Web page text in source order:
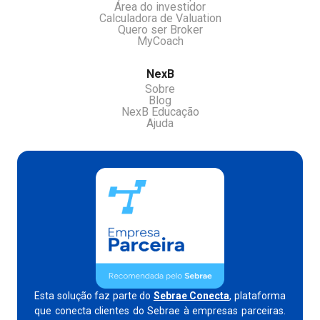
Área do investidor
Calculadora de Valuation
Quero ser Broker
MyCoach
NexB
Sobre
Blog
NexB Educação
Ajuda
Esta solução faz parte do Sebrae Conecta, plataforma
que conecta clientes do Sebrae à empresas parceiras.